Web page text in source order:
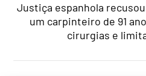
Justiça espanhola
um carpinteiro de 91
cirurgias e